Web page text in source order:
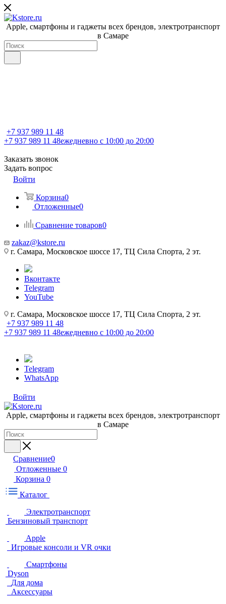
Apple, cмартфоны и гаджеты всех брендов, электротранспорт
в Самаре
+7 937 989 11 48
+7 937 989 11 48ежедневно с 10:00 до 20:00
Заказать звонок
Задать вопрос
Войти
Корзина0
Отложенные0
Сравнение товаров0
zakaz@kstore.ru
г. Самара, Московское шоссе 17, ТЦ Сила Спорта, 2 эт.
Вконтакте
Telegram
YouTube
г. Самара, Московское шоссе 17, ТЦ Сила Спорта, 2 эт.
+7 937 989 11 48
+7 937 989 11 48ежедневно с 10:00 до 20:00
Telegram
WhatsApp
Войти
Apple, cмартфоны и гаджеты всех брендов, электротранспорт
в Самаре
Сравнение0
Отложенные 0
Корзина 0
Каталог
Электротранспорт
Бензиновый транспорт
Apple
Игровые консоли и VR очки
Смартфоны
Dyson
Для дома
Аксессуары